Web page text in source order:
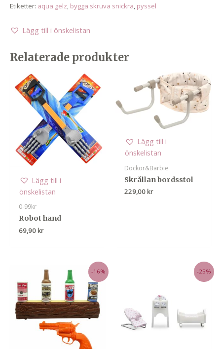
Etiketter: aqua gelz, bygga skruva snickra, pyssel
Lägg till i önskelistan
Relaterade produkter
Lägg till i
önskelistan
0-99kr
Robot hand
69,90 kr
Lägg till i
önskelistan
Dockor&Barbie
Skrållan bordsstol
229,00 kr
-16% -25%